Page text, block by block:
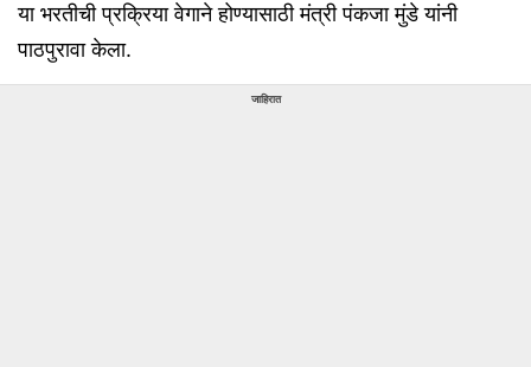
या भरतीची प्रक्रिया वेगाने होण्यासाठी मंत्री पंकजा मुंडे यांनी
पाठपुरावा केला.
जाहिरात